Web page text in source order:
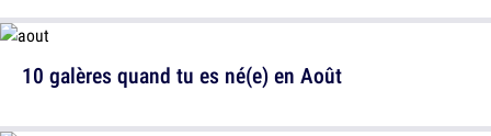
10 galères quand tu es né(e) en Août